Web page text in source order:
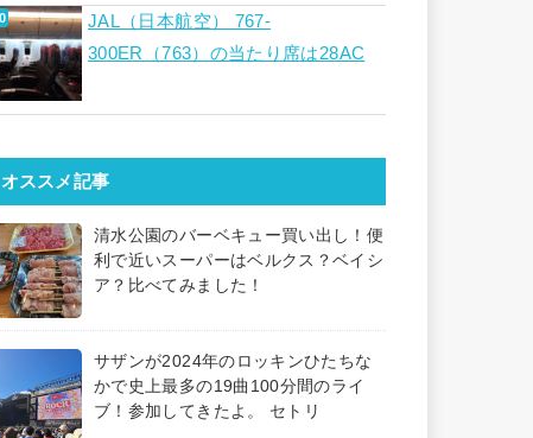
JAL（日本航空） 767-
300ER（763）の当たり席は28AC
オススメ記事
清水公園のバーベキュー買い出し！便
利で近いスーパーはベルクス？ベイシ
ア？比べてみました！
サザンが2024年のロッキンひたちな
かで史上最多の19曲100分間のライ
ブ！参加してきたよ。 セトリ